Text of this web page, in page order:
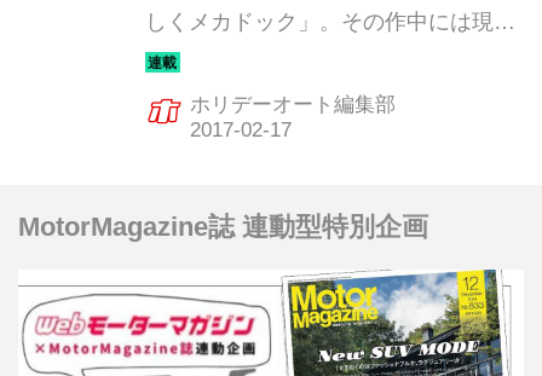
しくメカドック」。その作中には現代
では名車と呼ぶにふさわしいモデルが
多数登場する。今回はその中から、マ
ツダ・サバンナRX-7をマンガの原画と
ホリデーオート編集部
MotorMagazine誌 連動型特別企画